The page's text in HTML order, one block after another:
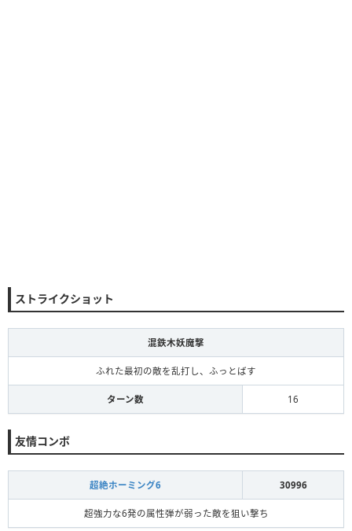
ストライクショット
混鉄木妖魔撃
ふれた最初の敵を乱打し、ふっとばす
ターン数 16
友情コンボ
超絶ホーミング6 30996
超強力な6発の属性弾が弱った敵を狙い撃ち